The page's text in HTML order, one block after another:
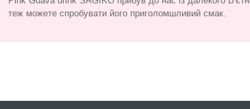
теж можете спробувати його приголомшливий смак.